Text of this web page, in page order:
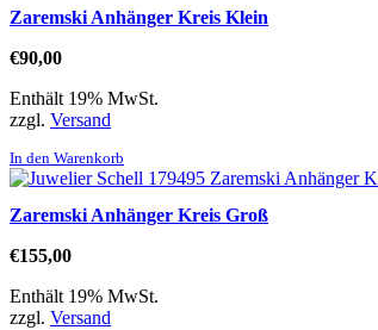
Zaremski Anhänger Kreis Klein
€90,00
Enthält 19% MwSt.
zzgl. Versand
In den Warenkorb
Zaremski Anhänger Kreis Groß
€155,00
Enthält 19% MwSt.
zzgl. Versand